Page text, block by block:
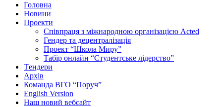
Головна
Новини
Проекти
Співпраця з міжнародною організацією Acted
Гендер та децентралізація
Проект “Школа Миру”
Табір онлайн “Студентське лідерство”
Tендери
Архів
Команда ВГО “Поруч”
English Version
Наш новий вебсайт